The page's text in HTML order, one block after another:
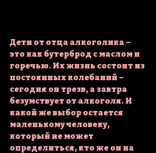
Дети от отца алкоголика –
это как бутерброд с маслом и
горечью. Их жизнь состоит из
постоянных колебаний –
сегодня он трезв, а завтра
безумствует от алкоголя. И
какой же выбор остается
маленькому человеку,
который не может
определиться, кто же он на